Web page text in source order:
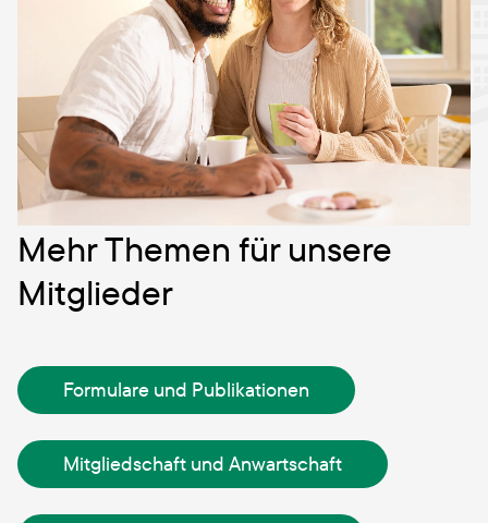
Mehr Themen für unsere
Mitglieder
Formulare und Publikationen
Mitgliedschaft und Anwartschaft